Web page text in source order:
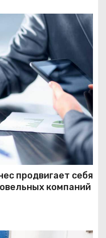
продвигает себя
компаний